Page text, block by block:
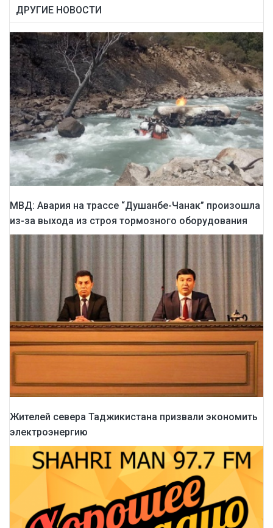
ДРУГИЕ НОВОСТИ
МВД: Авария на трассе “Душанбе-Чанак” произошла
из-за выхода из строя тормозного оборудования
Жителей севера Таджикистана призвали экономить
электроэнергию